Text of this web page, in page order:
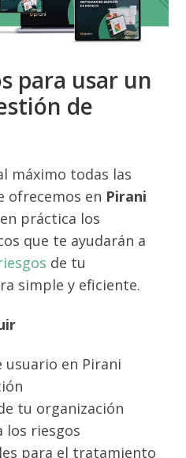
para usar un
de
máximo todas las
ofrecemos en Pirani
práctica los
que te ayudarán a
de tu
simple y eficiente.
usuario en Pirani
tu organización
los riesgos
para el tratamiento